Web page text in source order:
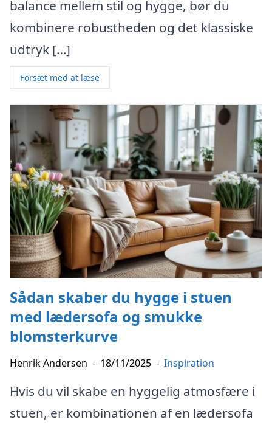
balance mellem stil og hygge, bør du
kombinere robustheden og det klassiske
udtryk […]
Forsæt med at læse
Sådan skaber du hygge i stuen
med lædersofa og smukke
blomsterkurve
Henrik Andersen - 18/11/2025 - Inspiration
Hvis du vil skabe en hyggelig atmosfære i
stuen, er kombinationen af en lædersofa